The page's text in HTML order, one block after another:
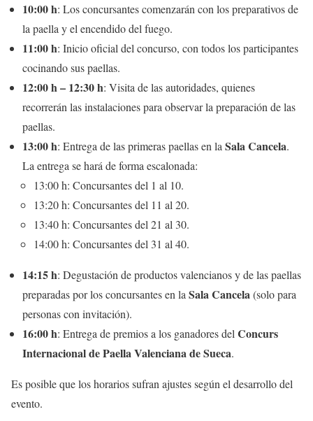
10:00 h: Los concursantes comenzarán con los preparativos de
la paella y el encendido del fuego.
11:00 h: Inicio oficial del concurso, con todos los participantes
cocinando sus paellas.
12:00 h – 12:30 h: Visita de las autoridades, quienes
recorrerán las instalaciones para observar la preparación de las
paellas.
13:00 h: Entrega de las primeras paellas en la Sala Cancela.
La entrega se hará de forma escalonada:
13:00 h: Concursantes del 1 al 10.
13:20 h: Concursantes del 11 al 20.
13:40 h: Concursantes del 21 al 30.
14:00 h: Concursantes del 31 al 40.
14:15 h: Degustación de productos valencianos y de las paellas
preparadas por los concursantes en la Sala Cancela(solo para
personas con invitación).
16:00 h: Entrega de premios a los ganadores del Concurs
Internacional de Paella Valenciana de Sueca.
Es posible que los horarios sufran ajustes según el desarrollo del
evento​.